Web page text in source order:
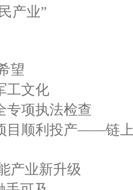
产业”
望
工文化
专项执法检查
目顺利投产——链
产业新升级